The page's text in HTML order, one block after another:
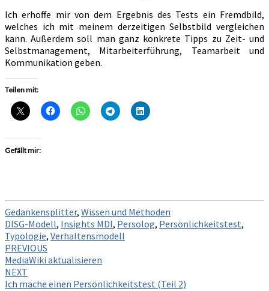
Ich erhoffe mir von dem Ergebnis des Tests ein Fremdbild,
welches ich mit meinem derzeitigen Selbstbild vergleichen
kann. Außerdem soll man ganz konkrete Tipps zu Zeit- und
Selbstmanagement, Mitarbeiterführung, Teamarbeit und
Kommunikation geben.
Teilen mit:
Gefällt mir:
Gedankensplitter, Wissen und Methoden
DISG-Modell, Insights MDI, Persolog, Persönlichkeitstest,
Typologie, Verhaltensmodell
Post
navigation
PREVIOUS
MediaWiki aktualisieren
NEXT
Ich mache einen Persönlichkeitstest (Teil 2)